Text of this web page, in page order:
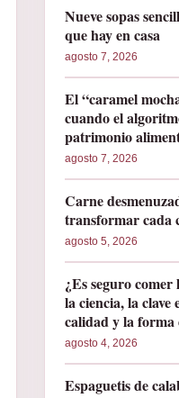
Nueve sopas
que hay en casa
agosto 7, 2026
El “caramel
cuando el
patrimonio
agosto 7, 2026
Carne
transformar cada
agosto 5, 2026
¿Es seguro
la ciencia, la clave
calidad y la
agosto 4, 2026
Espaguetis de